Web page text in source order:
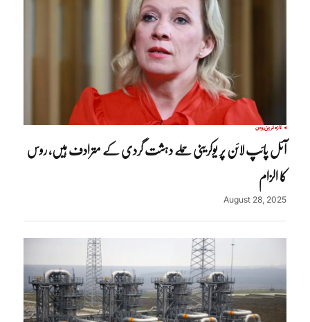
تازہ ترینروس
آئل پائپ لائن پر یوکرینی حملے دہشت گردی کے مترادف ہیں، روس
کا الزام
August 28, 2025